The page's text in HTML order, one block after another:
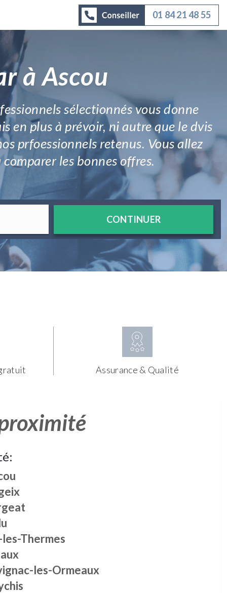
01 84 21 48 55
à Ascou
sélectionnés vous donne
en plus à prévoir, ni autre que le dvis
prfoessionnels retenus. Vous allez
les bonnes offres.
CONTINUER
Assurance & Qualité
Thermes
les-Ormeaux